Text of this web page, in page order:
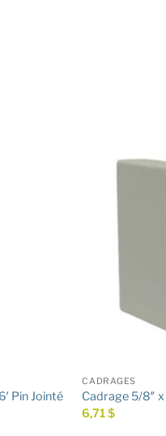
Pin Jointé
CADRAGES
Cadrage 5/8″
6,71$